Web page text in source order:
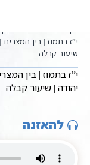
contentי”ז בתמוז | בין
שיעור קבלה
י”ז בתמוז | בין
יהודה | שיעור קבלה
להאזנה